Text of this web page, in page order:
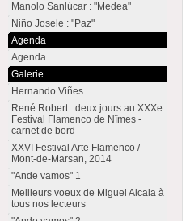
Manolo Sanlúcar : "Medea"
Niño Josele : "Paz"
Agenda
Agenda
Galerie
Hernando Viñes
René Robert : deux jours au XXXe
Festival Flamenco de Nîmes -
carnet de bord
XXVI Festival Arte Flamenco /
Mont-de-Marsan, 2014
"Ande vamos" 1
Meilleurs voeux de Miguel Alcala à
tous nos lecteurs